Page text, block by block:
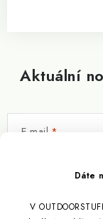
Dáte
V
Aktuální
E-mail
Vložením e-mailu